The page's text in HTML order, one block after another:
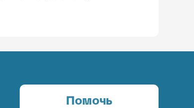
Помочь